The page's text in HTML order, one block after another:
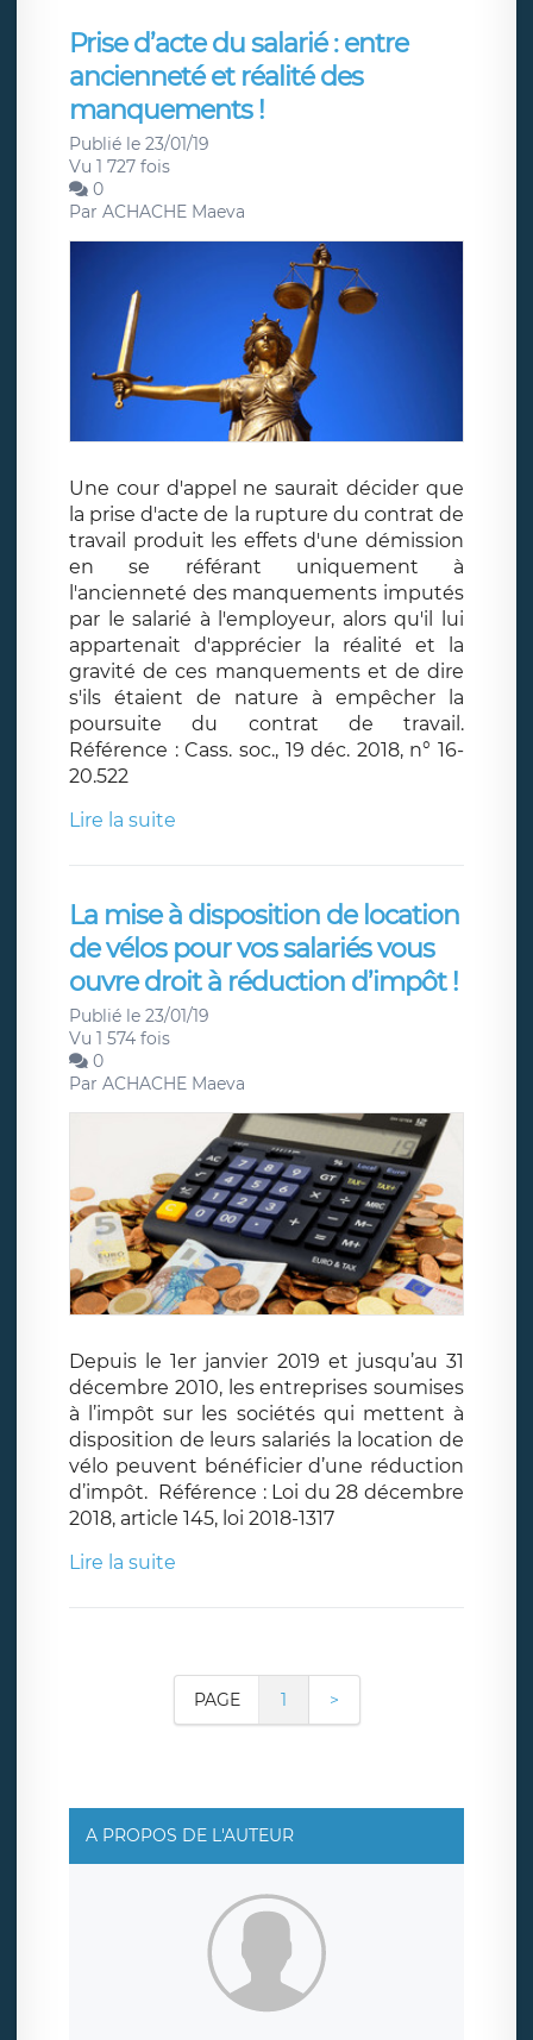
Prise d’acte du salarié : entre
ancienneté et réalité des
manquements !
Publié le 23/01/19
Vu 1 727 fois
0
Par ACHACHE Maeva
Une cour d'appel ne saurait décider que
la prise d'acte de la rupture du contrat de
travail produit les effets d'une démission
en se référant uniquement à
l'ancienneté des manquements imputés
par le salarié à l'employeur, alors qu'il lui
appartenait d'apprécier la réalité et la
gravité de ces manquements et de dire
s'ils étaient de nature à empêcher la
poursuite du contrat de travail.
Référence : Cass. soc., 19 déc. 2018, n° 16-
20.522
Lire la suite
La mise à disposition de location
de vélos pour vos salariés vous
ouvre droit à réduction d’impôt !
Publié le 23/01/19
Vu 1 574 fois
0
Par ACHACHE Maeva
Depuis le 1er janvier 2019 et jusqu’au 31
décembre 2010, les entreprises soumises
à l’impôt sur les sociétés qui mettent à
disposition de leurs salariés la location de
vélo peuvent bénéficier d’une réduction
d’impôt. Référence : Loi du 28 décembre
2018, article 145, loi 2018-1317
Lire la suite
PAGE 1 >
A PROPOS DE L'AUTEUR